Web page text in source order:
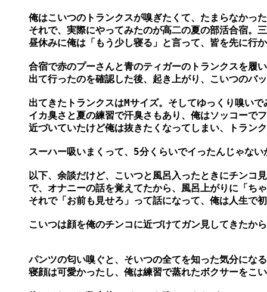
俺はこいつのトランクスが嗅ぎたくて、たまらなかっ
それで、実際にやってみたのが高二の夏の部活合宿。
昼休みに俺は「もう少し寝る」と言って、皆を先に行
合宿で赤のプーさんと青のティガーのトランクスを履
出て行ったのを確認した後、起き上がり、こいつのバ
出てきたトランクスはMサイズ。そしてゆっくり嗅い
イカ臭さと夏の練習で汗臭さもあり、俺はソッコーで
近づいていたけど俺は抜きたくなってしまい、トラン
スーハー吸いまくって、5分くらいでイったんじゃな
以下、余談だけど、こいつと風呂入ったときにチンコ
で、オナニーの話を覚えてたから、風呂上がりに「ち
それで「お前も見せろ」って話になって、俺は人生で
こいつは顔を俺のチンコに近づけてガン見してきたか
パンツの匂い嗅ぐと、そいつの全てを知った気分にな
寝顔は可愛かったし、俺は練習で蒸れたボクサーをこ